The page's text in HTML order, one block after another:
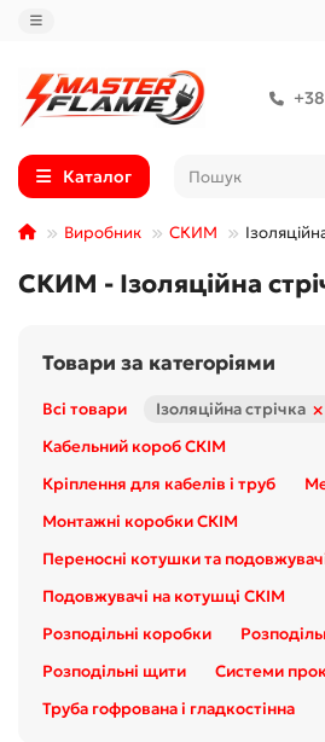
Каталог
Виробник СКИМ
СКИМ - Ізоляційна
Товари за категоріями
Всі товари Ізоляційна стрічка ×
Кабельний короб СКІМ
Кріплення для кабелів і труб
Монтажні коробки СКІМ
Переносні котушки та
Подовжувачі на котушці СКІМ
Розподільні коробки
Розподільні щити
Системи
Труба гофрована і гладкостінна